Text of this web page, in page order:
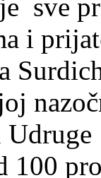
sve
i
100